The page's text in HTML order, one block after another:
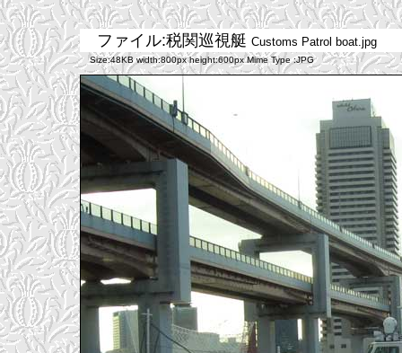
ファイル:税関巡視艇 Customs Patrol boat.jpg
Size:48KB width:800px height:600px Mime Type :JPG